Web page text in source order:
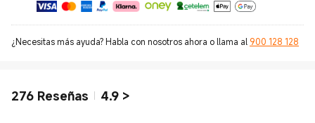
¿Necesitas más ayuda? Habla con nosotros ahora o llama al 900 128 128
276 Reseñas 4.9 >